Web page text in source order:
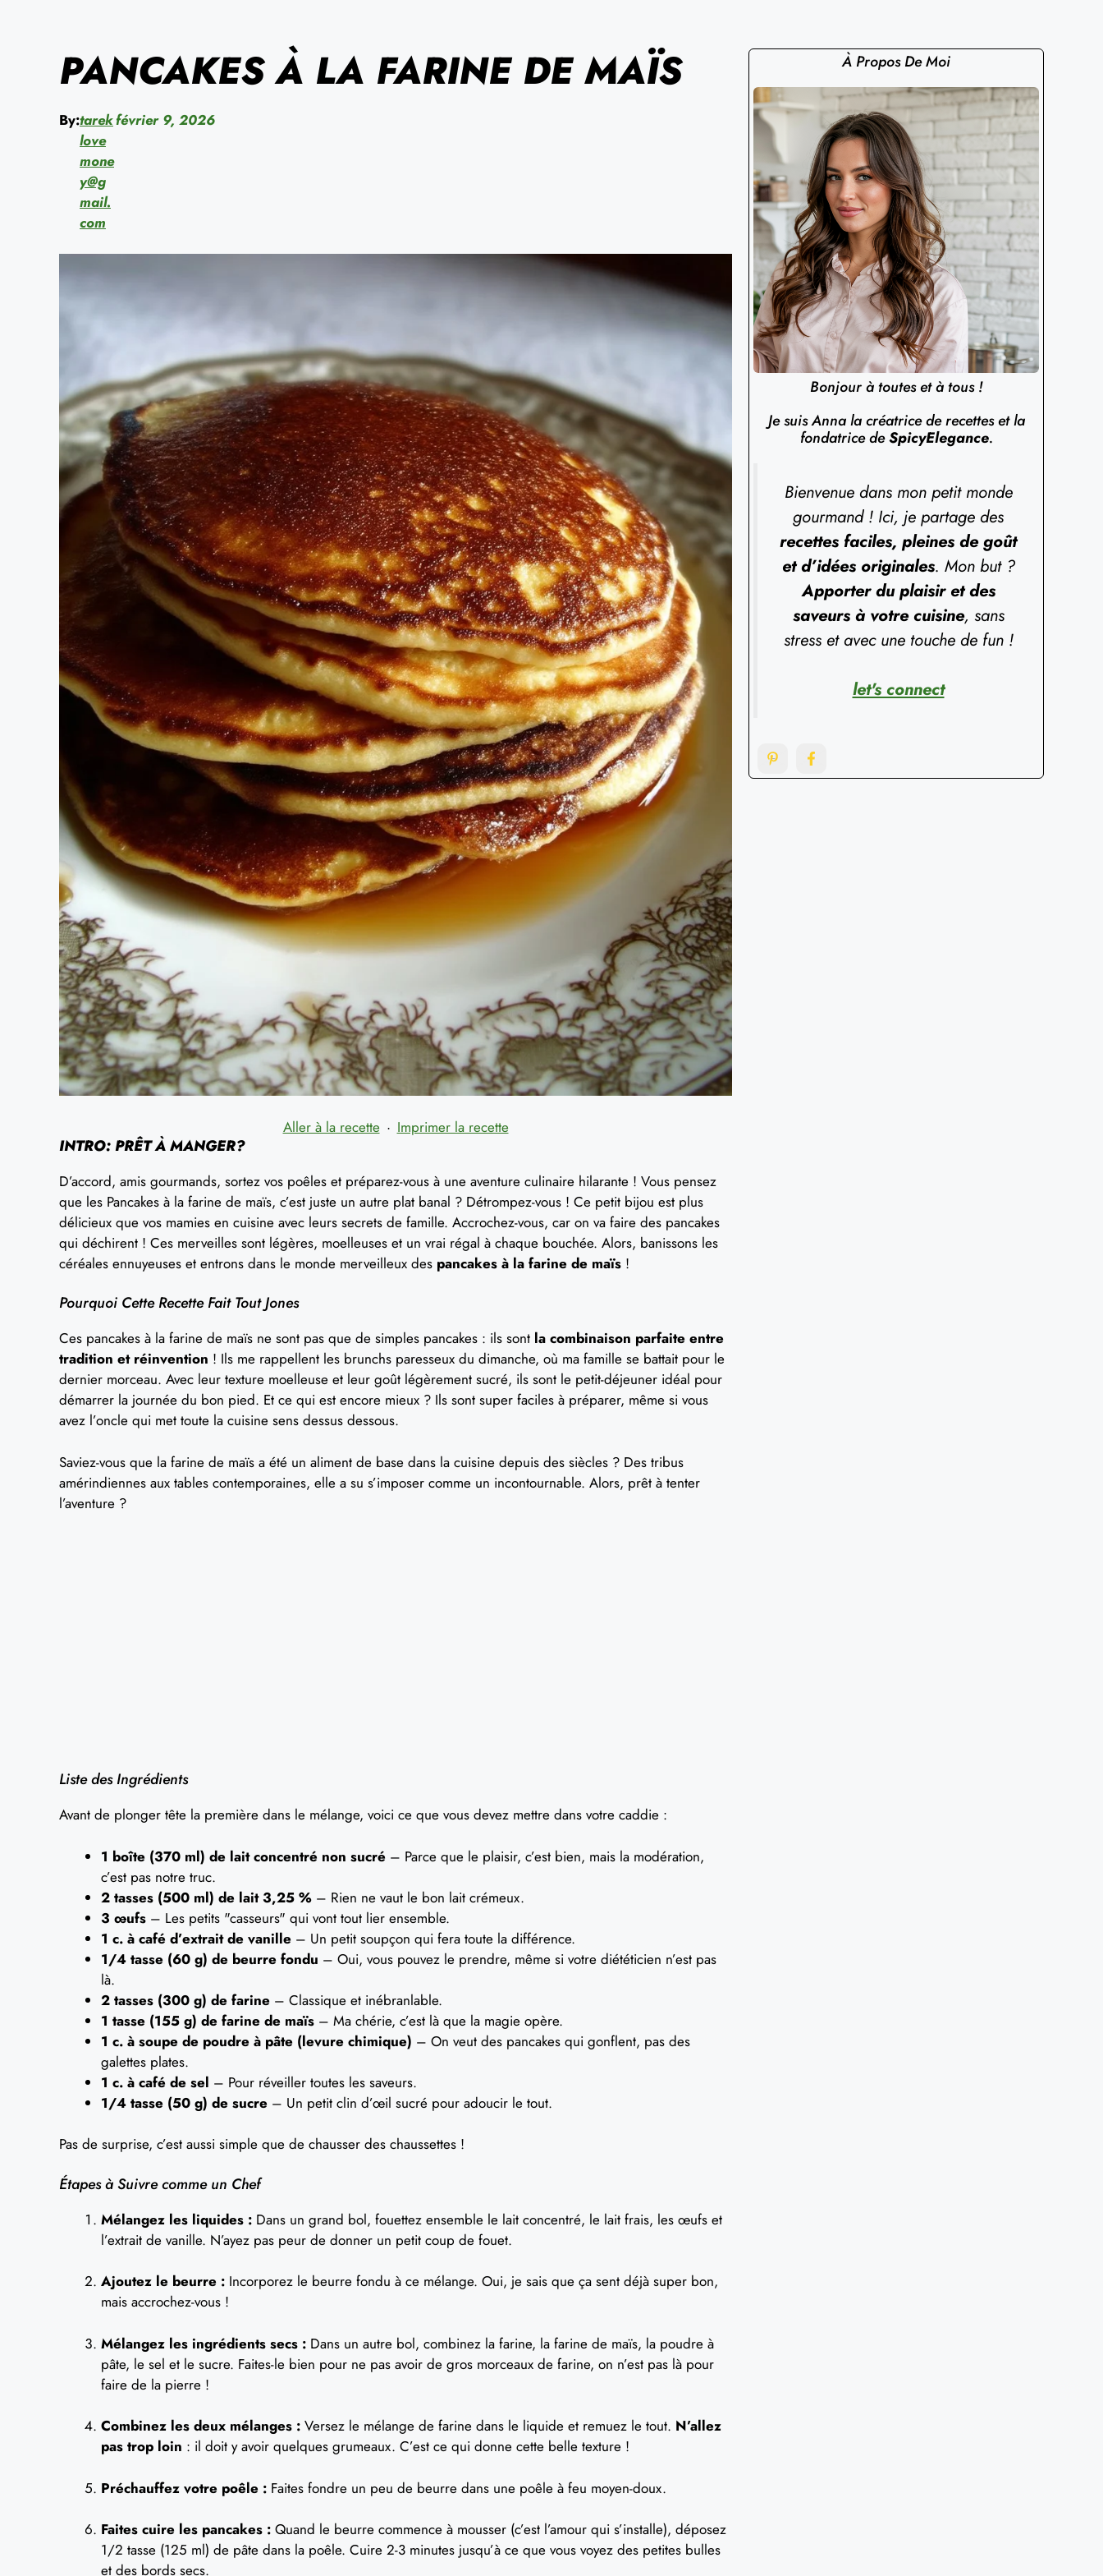
PANCAKES À LA FARINE DE MAÏS
By:tarek
love
mone
y@g
mail.
com
février 9, 2026
Aller à la recette · Imprimer la recette
INTRO: PRÊT À MANGER?
D’accord, amis gourmands, sortez vos poêles et préparez-vous à une aventure culinaire hilarante ! Vous pensez
que les Pancakes à la farine de maïs, c’est juste un autre plat banal ? Détrompez-vous ! Ce petit bijou est plus
délicieux que vos mamies en cuisine avec leurs secrets de famille. Accrochez-vous, car on va faire des pancakes
qui déchirent ! Ces merveilles sont légères, moelleuses et un vrai régal à chaque bouchée. Alors, banissons les
céréales ennuyeuses et entrons dans le monde merveilleux des pancakes à la farine de maïs !
Pourquoi Cette Recette Fait Tout Jones
Ces pancakes à la farine de maïs ne sont pas que de simples pancakes : ils sont la combinaison parfaite entre
tradition et réinvention ! Ils me rappellent les brunchs paresseux du dimanche, où ma famille se battait pour le
dernier morceau. Avec leur texture moelleuse et leur goût légèrement sucré, ils sont le petit-déjeuner idéal pour
démarrer la journée du bon pied. Et ce qui est encore mieux ? Ils sont super faciles à préparer, même si vous
avez l’oncle qui met toute la cuisine sens dessus dessous.
Saviez-vous que la farine de maïs a été un aliment de base dans la cuisine depuis des siècles ? Des tribus
amérindiennes aux tables contemporaines, elle a su s’imposer comme un incontournable. Alors, prêt à tenter
l’aventure ?
Liste des Ingrédients
Avant de plonger tête la première dans le mélange, voici ce que vous devez mettre dans votre caddie :
1 boîte (370 ml) de lait concentré non sucré – Parce que le plaisir, c’est bien, mais la modération,
c’est pas notre truc.
2 tasses (500 ml) de lait 3,25 % – Rien ne vaut le bon lait crémeux.
3 œufs – Les petits "casseurs" qui vont tout lier ensemble.
1 c. à café d’extrait de vanille – Un petit soupçon qui fera toute la différence.
1/4 tasse (60 g) de beurre fondu – Oui, vous pouvez le prendre, même si votre diététicien n’est pas
là.
2 tasses (300 g) de farine – Classique et inébranlable.
1 tasse (155 g) de farine de maïs – Ma chérie, c’est là que la magie opère.
1 c. à soupe de poudre à pâte (levure chimique) – On veut des pancakes qui gonflent, pas des
galettes plates.
1 c. à café de sel – Pour réveiller toutes les saveurs.
1/4 tasse (50 g) de sucre – Un petit clin d’œil sucré pour adoucir le tout.
Pas de surprise, c’est aussi simple que de chausser des chaussettes !
Étapes à Suivre comme un Chef
Mélangez les liquides : Dans un grand bol, fouettez ensemble le lait concentré, le lait frais, les œufs et
l’extrait de vanille. N’ayez pas peur de donner un petit coup de fouet.
Ajoutez le beurre : Incorporez le beurre fondu à ce mélange. Oui, je sais que ça sent déjà super bon,
mais accrochez-vous !
Mélangez les ingrédients secs : Dans un autre bol, combinez la farine, la farine de maïs, la poudre à
pâte, le sel et le sucre. Faites-le bien pour ne pas avoir de gros morceaux de farine, on n’est pas là pour
faire de la pierre !
Combinez les deux mélanges : Versez le mélange de farine dans le liquide et remuez le tout. N’allez
pas trop loin : il doit y avoir quelques grumeaux. C’est ce qui donne cette belle texture !
Préchauffez votre poêle : Faites fondre un peu de beurre dans une poêle à feu moyen-doux.
Faites cuire les pancakes : Quand le beurre commence à mousser (c’est l’amour qui s’installe), déposez
1/2 tasse (125 ml) de pâte dans la poêle. Cuire 2-3 minutes jusqu’à ce que vous voyez des petites bulles
et des bords secs.
À Propos De Moi
Bonjour à toutes et à tous !
Je suis Anna la créatrice de recettes et la
fondatrice deSpicyElegance.
Bienvenue dans mon petit monde
gourmand ! Ici, je partage des
recettes faciles, pleines de goût
et d’idées originales. Mon but ?
Apporter du plaisir et des
saveurs à votre cuisine, sans
stress et avec une touche de fun !
let's connect